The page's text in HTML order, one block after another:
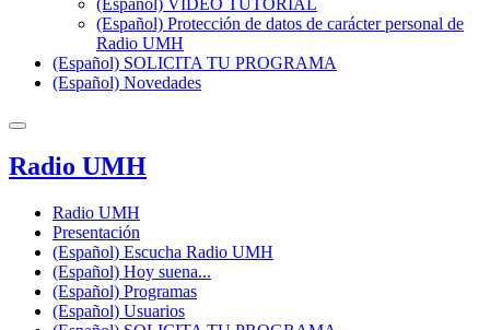
(Español) VÍDEO TUTORIAL
(Español) Protección de datos de carácter personal de
Radio UMH
(Español) SOLICITA TU PROGRAMA
(Español) Novedades
Radio UMH
Radio UMH
Presentación
(Español) Escucha Radio UMH
(Español) Hoy suena...
(Español) Programas
(Español) Usuarios